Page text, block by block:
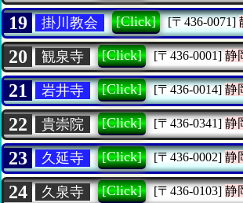
19 掛川教会 [Click] [〒436-0071]
20 観泉寺 [Click] [〒436-0001] 静
21 岩井寺 [Click] [〒436-0014] 静
22 貴崇院 [Click] [〒436-0341] 静
23 久延寺 [Click] [〒436-0002] 静
24 久泉寺 [Click] [〒436-0103] 静